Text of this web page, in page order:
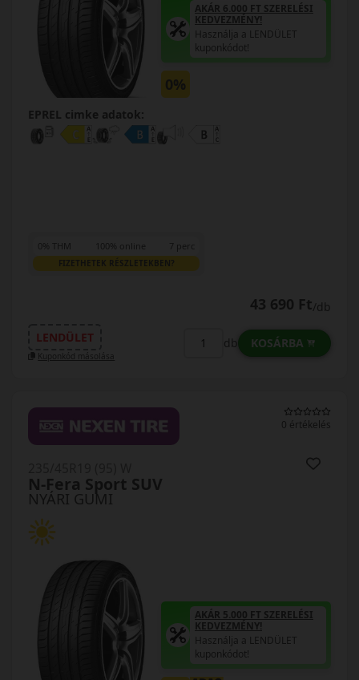
AKÁR 6.000 FT SZERELÉSI
KEDVEZMÉNY!
Használja a LENDÜLET
kuponkódot!
0%
EPREL cimke adatok:
0% THM 100% online 7 perc
FIZETHETEK RÉSZLETEKBEN?
43 690 Ft/db
LENDÜLET
Kuponkód másolása
db KOSÁRBA
0 értékelés
NYÁRI GUMI
N-Fera Sport SUV
AKÁR 5.000 FT SZERELÉSI
KEDVEZMÉNY!
Használja a LENDÜLET
kuponkódot!